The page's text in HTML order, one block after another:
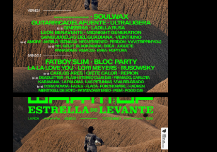
Bloc Party